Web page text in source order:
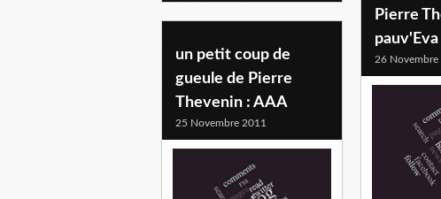
Pierre
pauv'Eva
26 Novembre
un petit coup de
gueule de Pierre
Thevenin : AAA
25 Novembre 2011